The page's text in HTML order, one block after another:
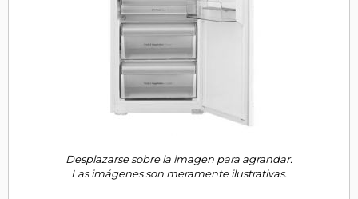
Desplazarse sobre la imagen para agrandar.
Las imágenes son meramente ilustrativas.